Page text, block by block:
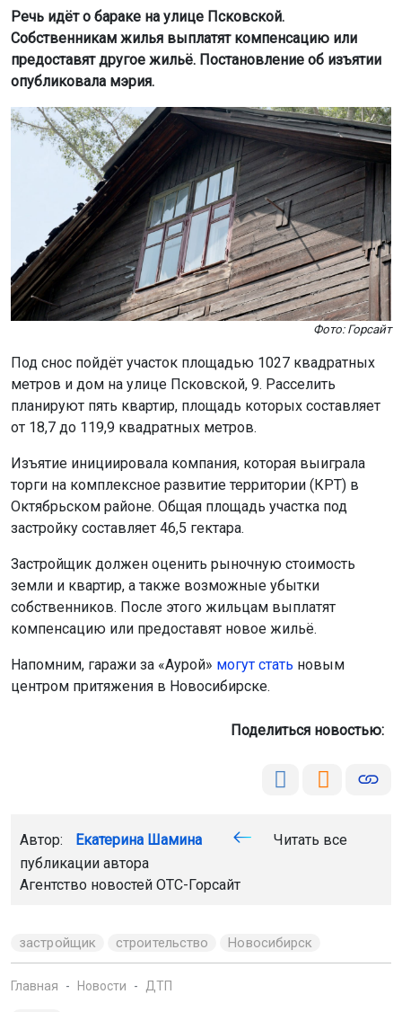
Речь идёт о бараке на улице Псковской.
Собственникам жилья выплатят компенсацию или
предоставят другое жильё. Постановление об изъятии
опубликовала мэрия.
Фото: Горсайт
Под снос пойдёт участок площадью 1027 квадратных
метров и дом на улице Псковской, 9. Расселить
планируют пять квартир, площадь которых составляет
от 18,7 до 119,9 квадратных метров.
Изъятие инициировала компания, которая выиграла
торги на комплексное развитие территории (КРТ) в
Октябрьском районе. Общая площадь участка под
застройку составляет 46,5 гектара.
Застройщик должен оценить рыночную стоимость
земли и квартир, а также возможные убытки
собственников. После этого жильцам выплатят
компенсацию или предоставят новое жильё.
Напомним, гаражи за «Аурой» могут стать новым
центром притяжения в Новосибирске.
Поделиться новостью:
Автор: Екатерина Шамина
Читать все
публикации автора
Агентство новостей ОТС-Горсайт
застройщик строительство Новосибирск
Главная Новости ДТП